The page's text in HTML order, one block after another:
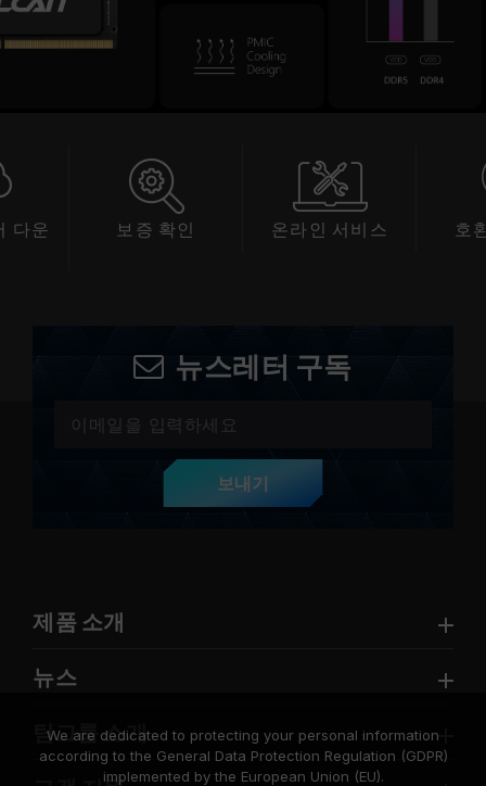
다운
보증 확인 온라인 서비스 호
뉴스레터 구독
보내기
제품 소개
뉴스
팀그룹 소개
We are dedicated to protecting your personal information
according to the General Data Protection Regulation (GDPR)
implemented by the European Union (EU).